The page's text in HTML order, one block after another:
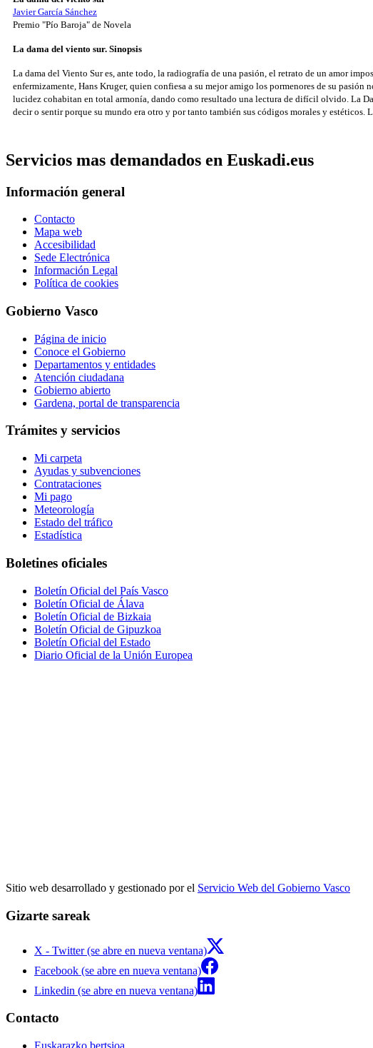
Javier García Sánchez
Premio "Pío Baroja" de Novela
La dama del viento sur. Sinopsis
La dama del Viento Sur es, ante todo, la radiografía de una pasión, el retrato de un amor
enfermizamente, Hans Kruger, quien confiesa a su mejor amigo los pormenores de su
lucidez cohabitan en total armonía, dando como resultado una lectura de difícil olvido. La
decir o sentir porque su mundo era otro y por tanto también sus códigos morales y
Servicios mas demandados en Euskadi.eus
Información general
Contacto
Mapa web
Accesibilidad
Sede Electrónica
Información Legal
Política de cookies
Gobierno Vasco
Página de inicio
Conoce el Gobierno
Departamentos y entidades
Atención ciudadana
Gobierno abierto
Gardena, portal de transparencia
Trámites y servicios
Mi carpeta
Ayudas y subvenciones
Contrataciones
Mi pago
Meteorología
Estado del tráfico
Estadística
Boletines oficiales
Boletín Oficial del País Vasco
Boletín Oficial de Álava
Boletín Oficial de Bizkaia
Boletín Oficial de Gipuzkoa
Boletín Oficial del Estado
Diario Oficial de la Unión Europea
Sitio web desarrollado y gestionado por el Servicio Web del Gobierno Vasco
Gizarte sareak
X - Twitter (se abre en nueva ventana)
Facebook (se abre en nueva ventana)
Linkedin (se abre en nueva ventana)
Contacto
Euskarazko bertsioa